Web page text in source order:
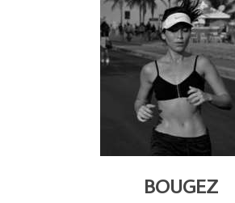
BOUGEZ